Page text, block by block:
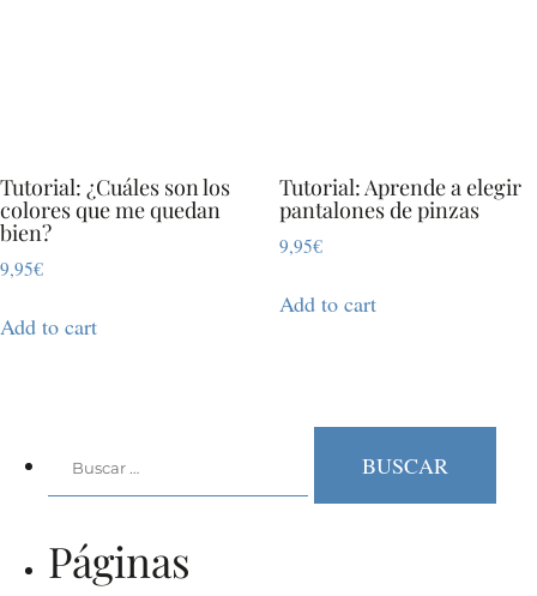
Tutorial: ¿Cuáles son los
colores que me quedan
bien?
9,95€
Add to cart
Tutorial: Aprende a elegir
pantalones de pinzas
9,95€
Add to cart
Páginas